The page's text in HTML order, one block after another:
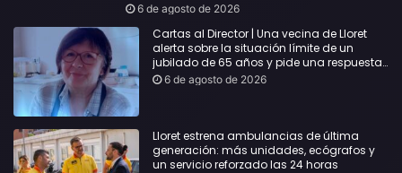
6 de agosto de 2026
Cartas al Director | Una vecina de Lloret
alerta sobre la situación límite de un
jubilado de 65 años y pide una respuesta
urgente
6 de agosto de 2026
Lloret estrena ambulancias de última
generación: más unidades, ecógrafos y
un servicio reforzado las 24 horas